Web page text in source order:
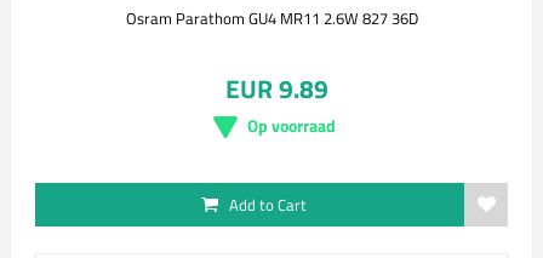
Osram Parathom GU4 MR11 2.6W 827 36D
EUR 9.89
Op voorraad
Add to Cart